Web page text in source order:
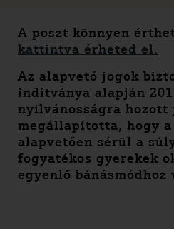
A poszt könnyen
kattintva érheted el.
Az alapvető jogok
indítványa alapján
nyilvánosságra hozott
megállapította, hogy
alapvetően sérül a
fogyatékos gyerekek
egyenlő bánásmódhoz